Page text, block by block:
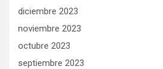
diciembre 2023
noviembre 2023
octubre 2023
septiembre 2023